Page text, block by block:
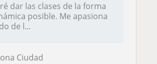
dar las clases de la forma
posible. Me apasiona
de l...
Ciudad